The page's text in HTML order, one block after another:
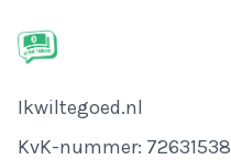
Bedrijfsnaam
Ikwiltegoed.nl
KvK-nummer
KvK-nummer: 72631538